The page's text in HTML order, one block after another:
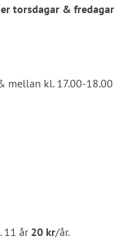
torsdagar & fredagar
mellan kl. 17.00-18.00
11 år 20 kr/år.